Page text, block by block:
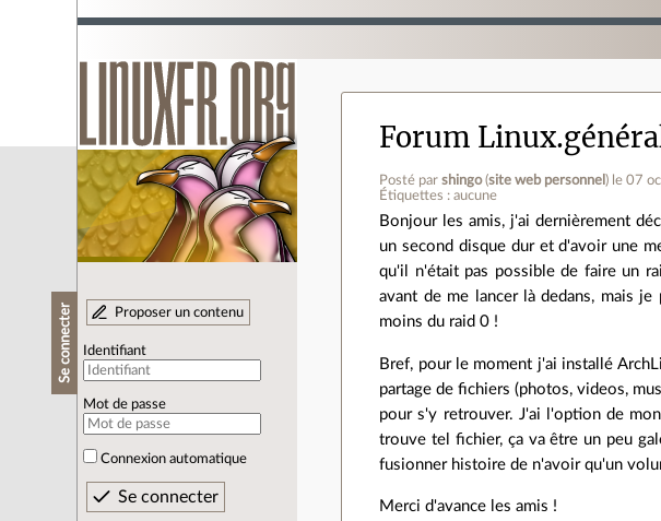
Se connecter Proposer un contenu
Identifiant
Mot de passe
Connexion automatique
Forum
Posté parshingo(site web personnel ) le 07
Étiquettes : aucune
Bonjour les amis, j'ai dernièrement
un second disque dur et d'avoir une
qu'il n'était pas possible de faire un
avant de me lancer là dedans, mais
moins du raid 0 !
Bref, pour le moment j'ai installé
partage de fichiers (photos, videos,
pour s'y retrouver. J'ai l'option de
trouve tel fichier, ça va être un peu
fusionner histoire de n'avoir qu'un
Merci d'avance les amis !